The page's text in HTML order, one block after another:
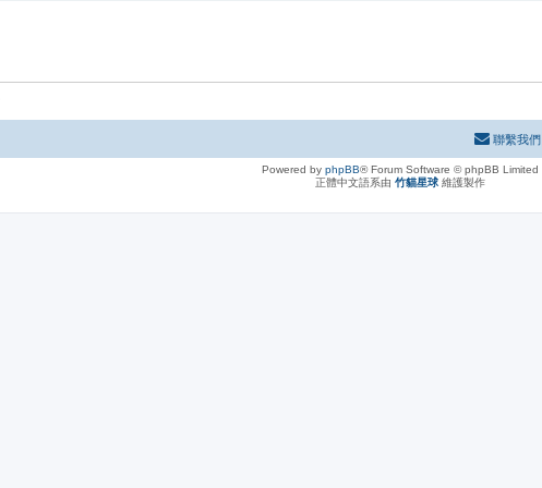
聯繫我們
Powered by phpBB® Forum Software © phpBB Limited
正體中文語系由 竹貓星球 維護製作